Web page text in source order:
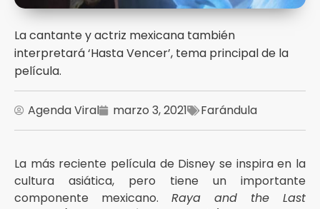
La cantante y actriz mexicana también
interpretará ‘Hasta Vencer’, tema principal de la
película.
Agenda Viral marzo 3, 2021 Farándula
La más reciente película de Disney se inspira en la
cultura asiática, pero tiene un importante
componente mexicano. Raya and the Last